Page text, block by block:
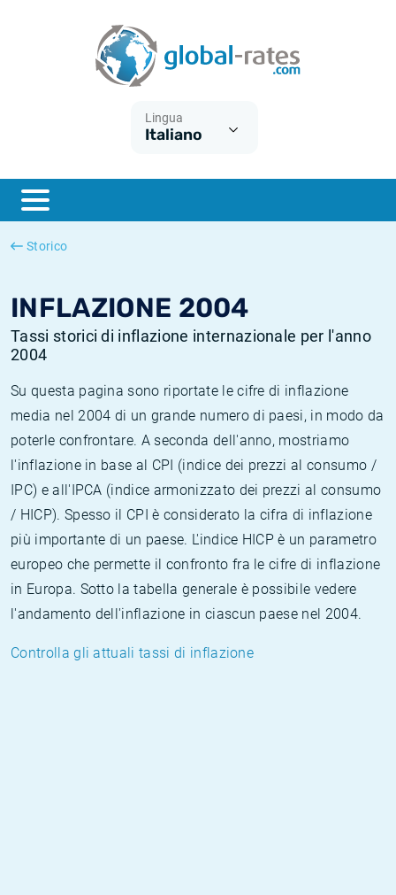
Lingua
Italiano
Storico
INFLAZIONE 2004
Tassi storici di inflazione internazionale per l'anno
2004
Su questa pagina sono riportate le cifre di inflazione
media nel 2004 di un grande numero di paesi, in modo da
poterle confrontare. A seconda dell'anno, mostriamo
l'inflazione in base al CPI (indice dei prezzi al consumo /
IPC) e all'IPCA (indice armonizzato dei prezzi al consumo
/ HICP). Spesso il CPI è considerato la cifra di inflazione
più importante di un paese. L'indice HICP è un parametro
europeo che permette il confronto fra le cifre di inflazione
in Europa. Sotto la tabella generale è possibile vedere
l'andamento dell'inflazione in ciascun paese nel 2004.
Controlla gli attuali tassi di inflazione
ESTER
SONIA
Cos'è l'inflazione CPI?
Cos'è l'inflazione HICP?
Inflazione Italia
Inflazione Stati Uniti
Tassi storici Euribor
Tassi storici di SONIA
Tassi storici di TONAR
Calcolatore dell’inflazione